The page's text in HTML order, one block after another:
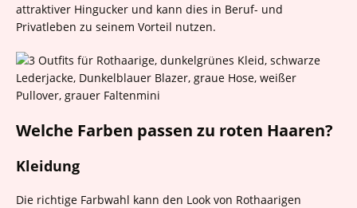
attraktiver Hingucker und kann dies in Beruf- und
Privatleben zu seinem Vorteil nutzen.
Welche Farben passen zu roten Haaren?
Kleidung
Die richtige Farbwahl kann den Look von Rothaarigen